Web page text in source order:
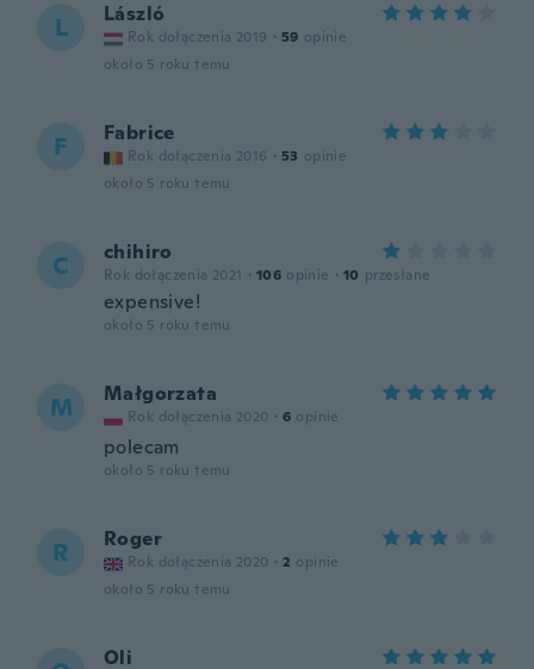
L László
Rok dołączenia 2019 · 59 opinie
około 5 roku temu
F Fabrice
Rok dołączenia 2016 · 53 opinie
około 5 roku temu
C chihiro
Rok dołączenia 2021 · 106 opinie · 10 przesłane
expensive!
około 5 roku temu
M Małgorzata
Rok dołączenia 2020 · 6 opinie
polecam
około 5 roku temu
R Roger
Rok dołączenia 2020 · 2 opinie
około 5 roku temu
Oli